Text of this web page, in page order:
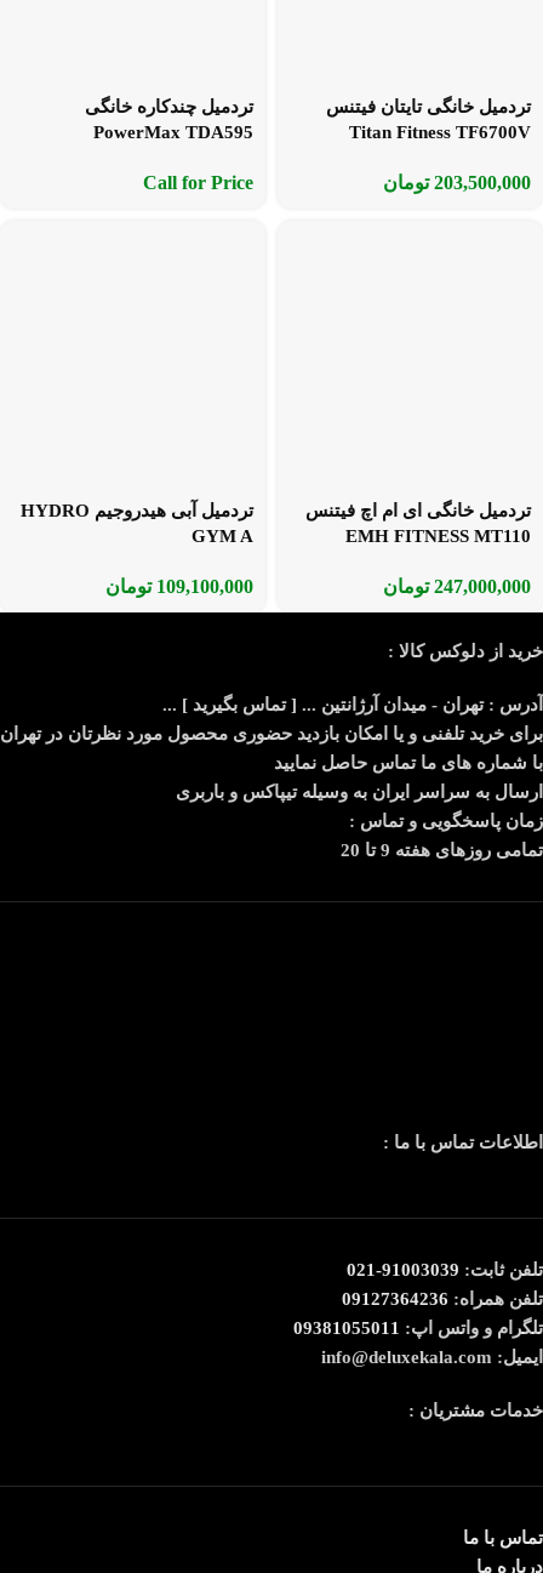
تردمیل خانگی تایتان فیتنس
Titan Fitness TF6700V
203,500,000 تومان
تردمیل چندکاره خانگی
PowerMax TDA595
Call for Price
تردمیل خانگی ای ام اچ فیتنس
EMH FITNESS MT110
247,000,000 تومان
تردمیل آبی هیدروجیم HYDRO
GYM A
109,100,000 تومان
خرید از دلوکس کالا :
آدرس : تهران - میدان آرژانتین ... [ تماس بگیرید ] ...
برای خرید تلفنی و یا امکان بازدید حضوری محصول مورد نظرتان در تهران
با شماره های ما تماس حاصل نمایید
ارسال به سراسر ایران به وسیله تیپاکس و باربری
زمان پاسخگویی و تماس :
تمامی روزهای هفته 9 تا 20
اطلاعات تماس با ما :
تلفن ثابت: 91003039-021
تلفن همراه: 09127364236
تلگرام و واتس اپ: 09381055011
ایمیل: info@deluxekala.com
خدمات مشتریان :
تماس با ما
درباره ما